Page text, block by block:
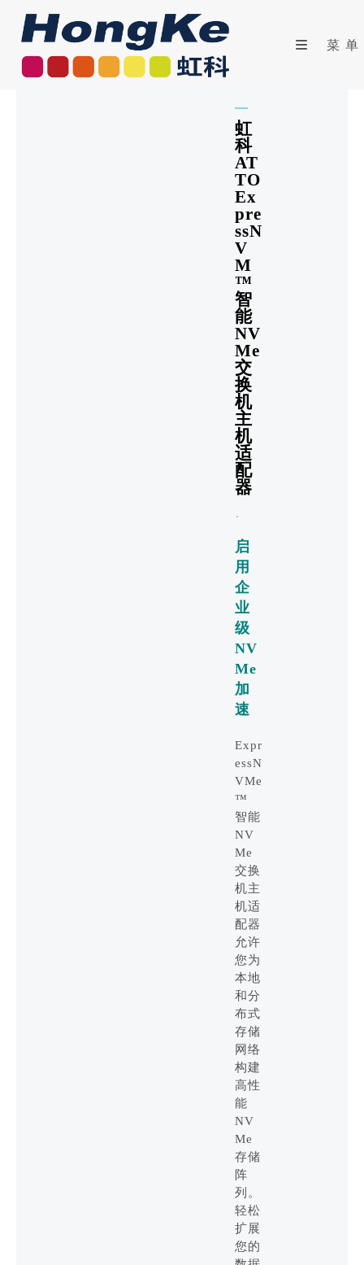
菜单
虹
科
AT
TO
Ex
Pre
SsN
V
M
™
智
能
NV
Me
交
换
机
主
机
适
配
器
启
用
企
业
级
NV
Me
加
速
Expr
essN
VMe
™
智能
NV
Me
交换
机主
机适
配器
允许
您为
本地
和分
布式
存储
网络
构建
高性
能
NV
Me
存储
阵
列。
轻松
扩展
您的